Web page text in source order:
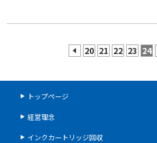
20 21 22 23 24
トップページ
経営理念
インクカートリッジ回収